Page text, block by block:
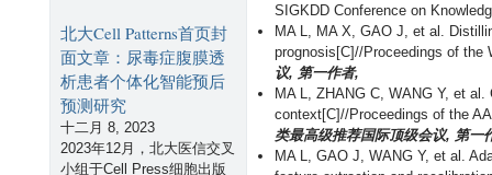
SIGKDD Conference on
MA L, MA X, GAO J, et al.
prognosis[C]//Proceedings of the
议, 第一作者,
MA L, ZHANG C, WANG Y, et
context[C]//Proceedings of the
类最高级推荐国际顶级会议, 第一
MA L, GAO J, WANG Y, et al.
北
大
C
e
P
a
北大Cell Patterns首页封
面文章：尿毒症腹膜透
析患者个体化智能预后
预测研究
十二月 8, 2023
2023年12月，北大医信交叉
小组于Cell Press细胞出版